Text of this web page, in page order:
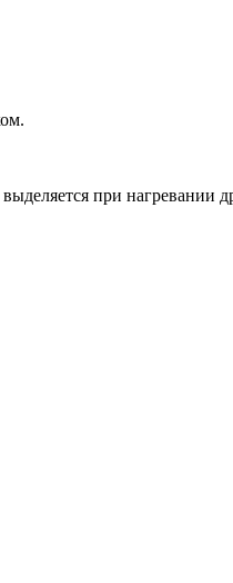
при нагревании